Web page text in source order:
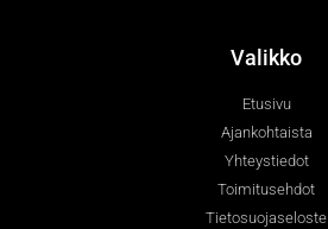
Valikko
Etusivu
Ajankohtaista
Yhteystiedot
Toimitusehdot
Tietosuojaseloste